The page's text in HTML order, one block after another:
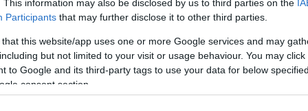
This information may also be disclosed by us to third parties on the
Participants that may further disclose it to other third parties.
that this website/app uses one or more Google services and may
but not limited to your visit or usage behaviour. You may
to Google and its third-party tags to use your data for below
consent section.
frecventa si poate fi provocata de mai multi
Daca ti se intâmpla sa te trezesti cu
nuntii, este important sa stii ce ai de facut,
pentru a rezolva problema. in cazul in care